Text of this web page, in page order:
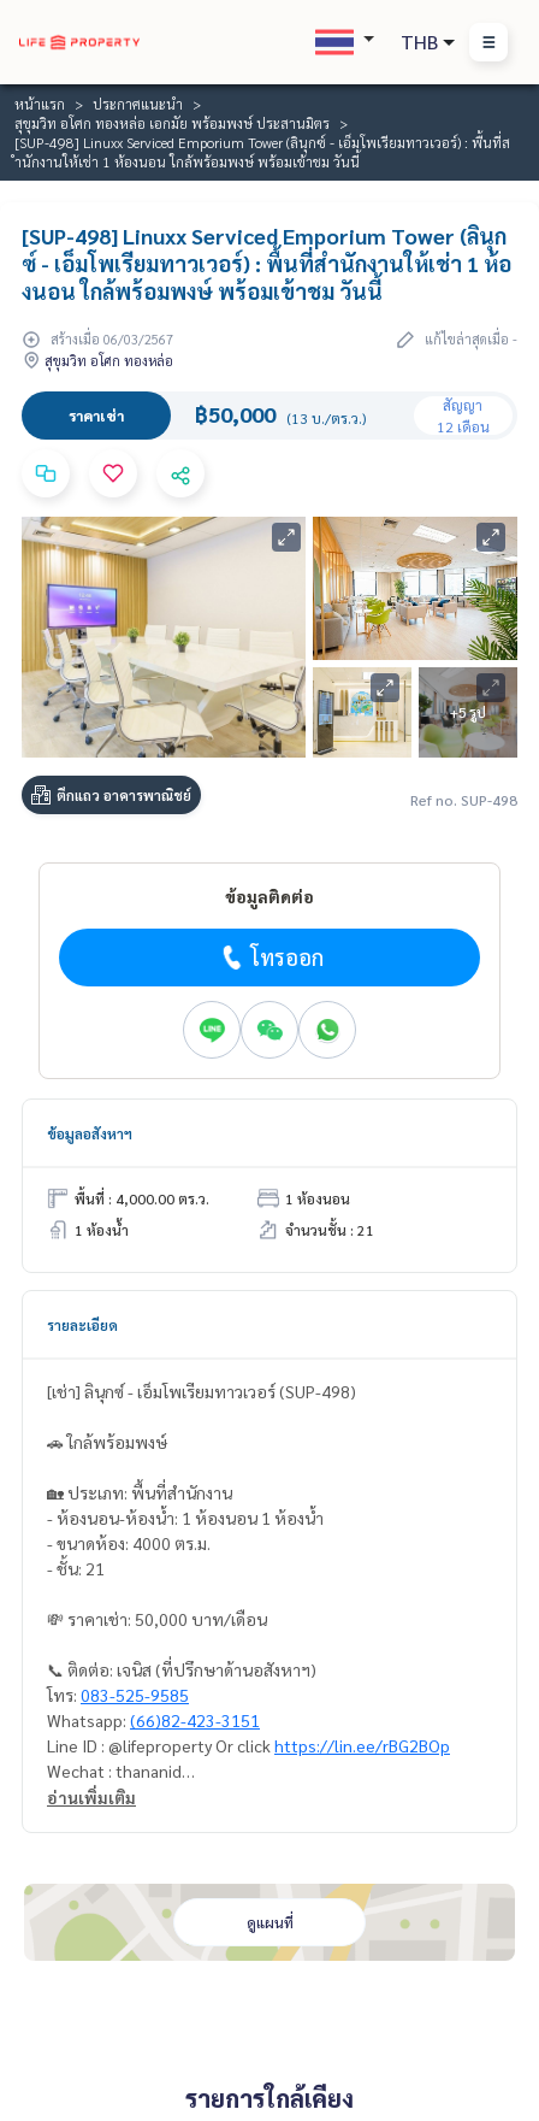
THB
หน้าแรก
ประกาศแนะนำ
สุขุมวิท อโศก ทองหล่อ เอกมัย พร้อมพงษ์ ประสานมิตร
[SUP-498] Linuxx Serviced Emporium Tower (ลินุกซ์ - เอ็มโพเรียมทาวเวอร์) : พื้นที่ส
ำนักงานให้เช่า 1 ห้องนอน ใกล้พร้อมพงษ์ พร้อมเข้าชม วันนี้
[SUP-498] Linuxx Serviced Emporium Tower (ลินุก
ซ์ - เอ็มโพเรียมทาวเวอร์) : พื้นที่สำนักงานให้เช่า 1 ห้อ
งนอน ใกล้พร้อมพงษ์ พร้อมเข้าชม วันนี้
สร้างเมื่อ 06/03/2567
แก้ไขล่าสุดเมื่อ -
สุขุมวิท อโศก ทองหล่อ
ราคาเช่า ฿50,000 (13 บ./ตร.ว.)
สัญญา
12 เดือน
+5 รูป
ตึกแถว อาคารพาณิชย์ Ref no. SUP-498
ข้อมูลติดต่อ
โทรออก
ข้อมูลอสังหาฯ
พื้นที่ : 4,000.00 ตร.ว.
1 ห้องนอน
1 ห้องน้ำ
จำนวนชั้น : 21
รายละเอียด
[เช่า] ลินุกซ์ - เอ็มโพเรียมทาวเวอร์ (SUP-498)
🚗 ใกล้พร้อมพงษ์
🏡 ประเภท: พื้นที่สำนักงาน
- ห้องนอน-ห้องน้ำ: 1 ห้องนอน 1 ห้องน้ำ
- ขนาดห้อง: 4000 ตร.ม.
- ชั้น: 21
💸 ราคาเช่า: 50,000 บาท/เดือน
📞 ติดต่อ: เจนิส (ที่ปรึกษาด้านอสังหาฯ)
โทร: 083-525-9585
Whatsapp: (66)82-423-3151
Line ID : @lifeproperty Or click https://lin.ee/rBG2BOp
Wechat : thananid
อีเมล:lifeproperty.bkk@gmail.com
สังหาริมทรัพย์ในกรุงเทพฯ
เรามีทีมงานพร้อมให้คำปรึกษาและช่วยหาสถานที่ที่เหมาะสมที่สุด
ให้คุณ ฟรี!
อ่านเพิ่มเติม
ดูแผนที่
รายการใกล้เคียง